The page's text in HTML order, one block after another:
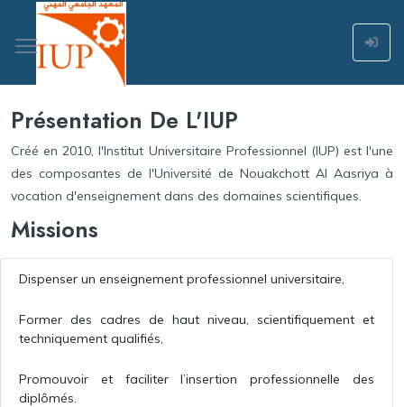
Présentation De L'IUP
Créé en 2010, l'Institut Universitaire Professionnel (IUP) est l'une
des composantes de l'Université de Nouakchott Al Aasriya à
vocation d'enseignement dans des domaines scientifiques.
Missions
Dispenser un enseignement professionnel universitaire,
Former des cadres de haut niveau, scientifiquement et
techniquement qualifiés,
Promouvoir et faciliter l’insertion professionnelle des
diplômés.